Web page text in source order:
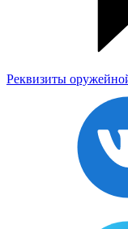
Реквизиты